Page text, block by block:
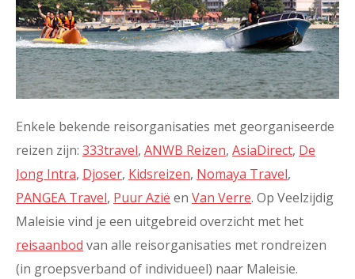
Enkele bekende reisorganisaties met georganiseerde
reizen zijn: 333travel, ANWB Reizen, AsiaDirect, De
Jong Intra, Djoser, Kidsreizen, Nomaya Travel,
PANGEA Travel, Puur Azië en Van Verre. Op Veelzijdig
Maleisie vind je een uitgebreid overzicht met het
reisaanbod van alle reisorganisaties met rondreizen
(in groepsverband of individueel) naar Maleisie.